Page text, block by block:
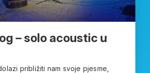
– solo acoustic u
približiti nam svoje pjesme,